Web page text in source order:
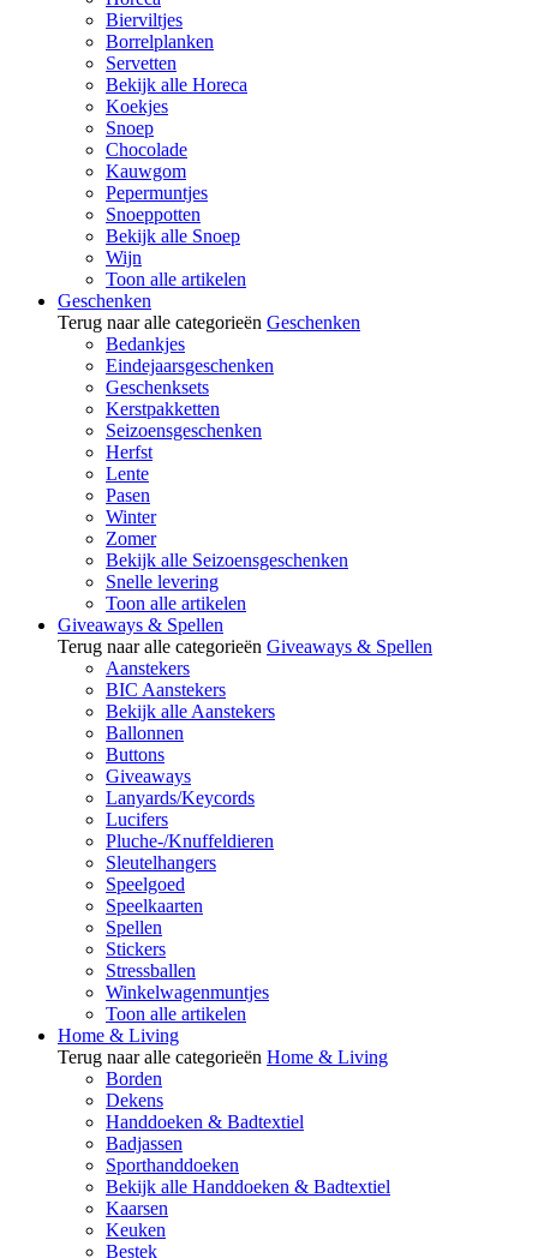
Bierviltjes
Borrelplanken
Servetten
Bekijk alle Horeca
Koekjes
Snoep
Chocolade
Kauwgom
Pepermuntjes
Snoeppotten
Bekijk alle Snoep
Wijn
Toon alle artikelen
Geschenken
Terug naar alle categorieën Geschenken
Bedankjes
Eindejaarsgeschenken
Geschenksets
Kerstpakketten
Seizoensgeschenken
Herfst
Lente
Pasen
Winter
Zomer
Bekijk alle Seizoensgeschenken
Snelle levering
Toon alle artikelen
Giveaways & Spellen
Terug naar alle categorieën Giveaways & Spellen
Aanstekers
BIC Aanstekers
Bekijk alle Aanstekers
Ballonnen
Buttons
Giveaways
Lanyards/Keycords
Lucifers
Pluche-/Knuffeldieren
Sleutelhangers
Speelgoed
Speelkaarten
Spellen
Stickers
Stressballen
Winkelwagenmuntjes
Toon alle artikelen
Home & Living
Terug naar alle categorieën Home & Living
Borden
Dekens
Handdoeken & Badtextiel
Badjassen
Sporthanddoeken
Bekijk alle Handdoeken & Badtextiel
Kaarsen
Keuken
Bestek